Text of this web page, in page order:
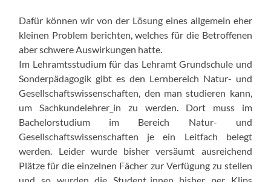
Dafür können wir von der Lösung eines allgemein eher
kleinen Problem berichten, welches für die Betroffenen
aber schwere Auswirkungen hatte.
Im Lehramtsstudium für das Lehramt Grundschule und
Sonderpädagogik gibt es den Lernbereich Natur- und
Gesellschaftswissenschaften, den man studieren kann,
um Sachkundelehrer_in zu werden. Dort muss im
Bachelorstudium im Bereich Natur- und
Gesellschaftswissenschaften je ein Leitfach belegt
werden. Leider wurde bisher versäumt ausreichend
Plätze für die einzelnen Fächer zur Verfügung zu stellen
und so wurden die Student_innen bisher per Klips